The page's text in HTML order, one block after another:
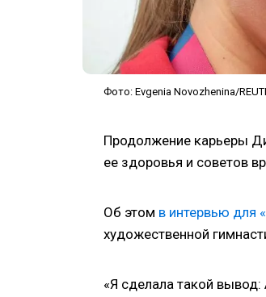
Фото: Evgenia Novozhenina/
Продолжение карьеры
ее здоровья и советов
Об этом в интервью для
художественной
«Я сделала такой вывод: